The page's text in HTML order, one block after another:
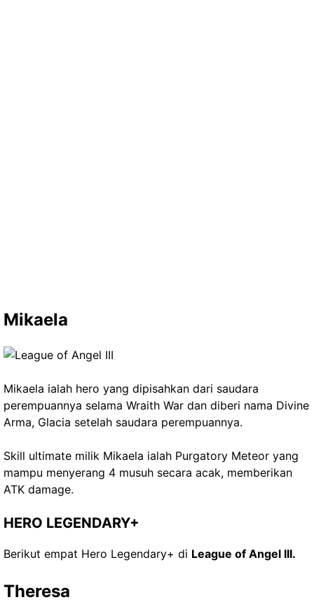
Mikaela
Mikaela ialah hero yang dipisahkan dari saudara
perempuannya selama Wraith War dan diberi nama Divine
Arma, Glacia setelah saudara perempuannya.
Skill ultimate milik Mikaela ialah Purgatory Meteor yang
mampu menyerang 4 musuh secara acak, memberikan
ATK damage.
HERO LEGENDARY+
Berikut empat Hero Legendary+ di League of Angel III.
Theresa